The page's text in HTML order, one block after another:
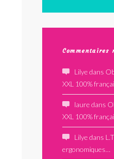
Commentaires
Lilye dans
XXL 100%
laure dans
XXL 100%
Lilye dans
ergonomiques…